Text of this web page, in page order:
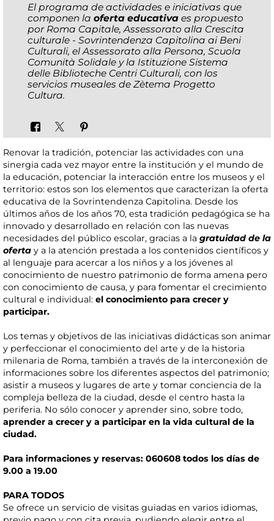
El programa de actividades e iniciativas que
componen la oferta educativa es propuesto
por Roma Capitale, Assessorato alla Crescita
culturale - Sovrintendenza Capitolina ai Beni
Culturali, el Assessorato alla Persona, Scuola
Comunità Solidale y la Istituzione Sistema
delle Biblioteche Centri Culturali, con los
servicios museales de Zètema Progetto
Cultura.
Renovar la tradición, potenciar las actividades con una
sinergia cada vez mayor entre la institución y el mundo de
la educación, potenciar la interacción entre los museos y el
territorio: estos son los elementos que caracterizan la oferta
educativa de la Sovrintendenza Capitolina. Desde los
últimos años de los años 70, esta tradición pedagógica se ha
innovado y desarrollado en relación con las nuevas
necesidades del público escolar, gracias a la gratuidad de la
oferta y a la atención prestada a los contenidos científicos y
al lenguaje para acercar a los niños y a los jóvenes al
conocimiento de nuestro patrimonio de forma amena pero
con conocimiento de causa, y para fomentar el crecimiento
cultural e individual: el conocimiento para crecer y
participar.
Los temas y objetivos de las iniciativas didácticas son animar
y perfeccionar el conocimiento del arte y de la historia
milenaria de Roma, también a través de la interconexión de
informaciones sobre los diferentes aspectos del patrimonio;
asistir a museos y lugares de arte y tomar conciencia de la
compleja belleza de la ciudad, desde el centro hasta la
periferia. No sólo conocer y aprender sino, sobre todo,
aprender a crecer y a participar en la vida cultural de la
ciudad.
Para informaciones y reservas: 060608 todos los días de
9.00 a 19.00
PARA TODOS
Se ofrece un servicio de visitas guiadas en varios idiomas,